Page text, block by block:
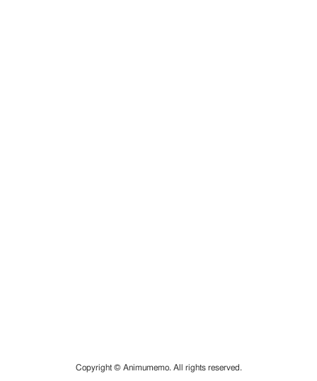
Copyright © Animumemo. All rights reserved.